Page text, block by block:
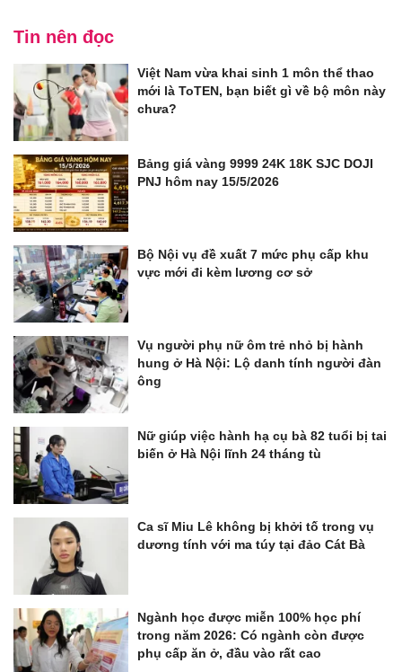
Tin nên đọc
Việt Nam vừa khai sinh 1 môn thể thao
mới là ToTEN, bạn biết gì về bộ môn này
chưa?
Bảng giá vàng 9999 24K 18K SJC DOJI
PNJ hôm nay 15/5/2026
Bộ Nội vụ đề xuất 7 mức phụ cấp khu
vực mới đi kèm lương cơ sở
Vụ người phụ nữ ôm trẻ nhỏ bị hành
hung ở Hà Nội: Lộ danh tính người đàn
ông
Nữ giúp việc hành hạ cụ bà 82 tuổi bị tai
biến ở Hà Nội lĩnh 24 tháng tù
Ca sĩ Miu Lê không bị khởi tố trong vụ
dương tính với ma túy tại đảo Cát Bà
Ngành học được miễn 100% học phí
trong năm 2026: Có ngành còn được
phụ cấp ăn ở, đầu vào rất cao